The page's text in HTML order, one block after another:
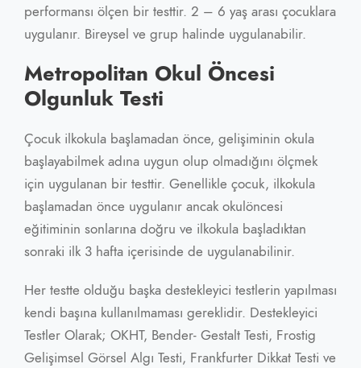
performansı ölçen bir testtir. 2 – 6 yaş arası çocuklara
uygulanır. Bireysel ve grup halinde uygulanabilir.
Metropolitan Okul Öncesi
Olgunluk Testi
Çocuk ilkokula başlamadan önce, gelişiminin okula
başlayabilmek adına uygun olup olmadığını ölçmek
için uygulanan bir testtir. Genellikle çocuk, ilkokula
başlamadan önce uygulanır ancak okulöncesi
eğitiminin sonlarına doğru ve ilkokula başladıktan
sonraki ilk 3 hafta içerisinde de uygulanabilinir.
Her testte olduğu başka destekleyici testlerin yapılması
kendi başına kullanılmaması gereklidir. Destekleyici
Testler Olarak; OKHT, Bender- Gestalt Testi, Frostig
Gelişimsel Görsel Algı Testi, Frankfurter Dikkat Testi ve